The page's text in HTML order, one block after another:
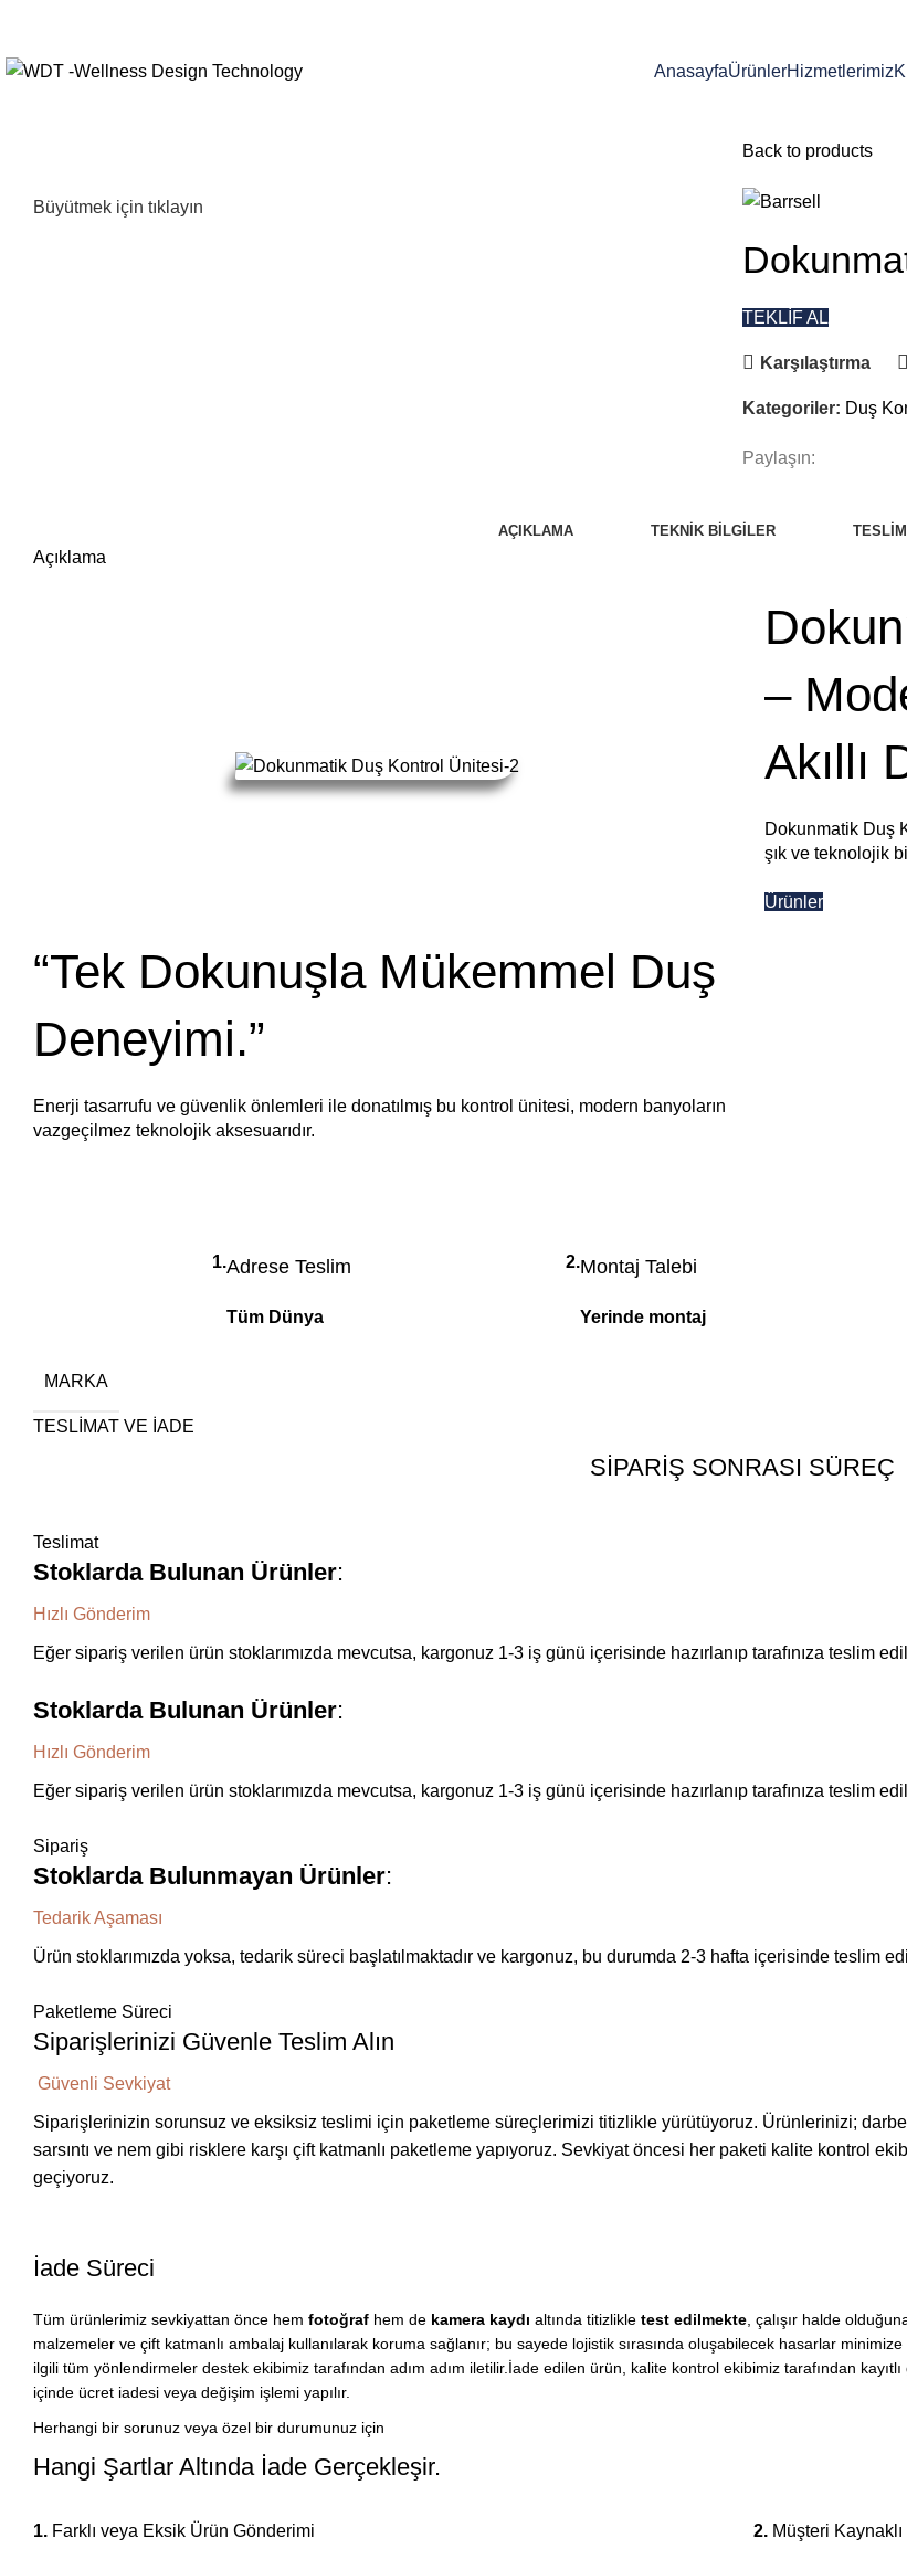
AnasayfaÜrünlerHizmetlerimiz
Büyütmek için tıklayın
Back to products
TEKLİF AL
Karşılaştırma
Kategoriler: Duş
Paylaşın:
AÇIKLAMA TEKNIK BILGILER
Açıklama
–
Akıllı
Dokunmatik Duş
şık ve teknolojik
Ürünler
“Tek Dokunuşla Mükemmel Duş
Deneyimi.”
Enerji tasarrufu ve güvenlik önlemleri ile donatılmış bu kontrol ünitesi, modern banyoların
vazgeçilmez teknolojik aksesuarıdır.
1.Adrese Teslim
Tüm Dünya
2.Montaj Talebi
Yerinde montaj
MARKA
TESLİMAT VE İADE
SİPARİŞ SONRASI SÜREÇ
Teslimat
Stoklarda Bulunan Ürünler:
Hızlı Gönderim
Eğer sipariş verilen ürün stoklarımızda mevcutsa, kargonuz 1-3 iş günü içerisinde hazırlanıp tarafınıza teslim
Stoklarda Bulunan Ürünler:
Hızlı Gönderim
Eğer sipariş verilen ürün stoklarımızda mevcutsa, kargonuz 1-3 iş günü içerisinde hazırlanıp tarafınıza teslim
Sipariş
Stoklarda Bulunmayan Ürünler:
Tedarik Aşaması
Ürün stoklarımızda yoksa, tedarik süreci başlatılmaktadır ve kargonuz, bu durumda 2-3 hafta içerisinde teslim
Paketleme Süreci
Siparişlerinizi Güvenle Teslim Alın
Güvenli Sevkiyat
Siparişlerinizin sorunsuz ve eksiksiz teslimi için paketleme süreçlerimizi titizlikle yürütüyoruz. Ürünlerinizi;
sarsıntı ve nem gibi risklere karşı çift katmanlı paketleme yapıyoruz. Sevkiyat öncesi her paketi kalite kontrol
geçiyoruz.
İade Süreci
Tüm ürünlerimiz sevkiyattan önce hem fotoğraf hem de kamera kaydı altında titizlikle test edilmekte, çalışır halde
malzemeler ve çift katmanlı ambalaj kullanılarak koruma sağlanır; bu sayede lojistik sırasında oluşabilecek hasarlar
ilgili tüm yönlendirmeler destek ekibimiz tarafından adım adım iletilir.İade edilen ürün, kalite kontrol ekibimiz tarafından
içinde ücret iadesi veya değişim işlemi yapılır.
Herhangi bir sorunuz veya özel bir durumunuz için
Hangi Şartlar Altında İade Gerçekleşir.
1. Farklı veya Eksik Ürün Gönderimi 2. Müşteri